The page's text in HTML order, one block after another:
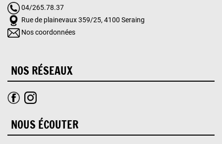
04/265.78.37
Rue de plainevaux 359/25, 4100 Seraing
Nos coordonnées
NOS RÉSEAUX
NOUS ÉCOUTER